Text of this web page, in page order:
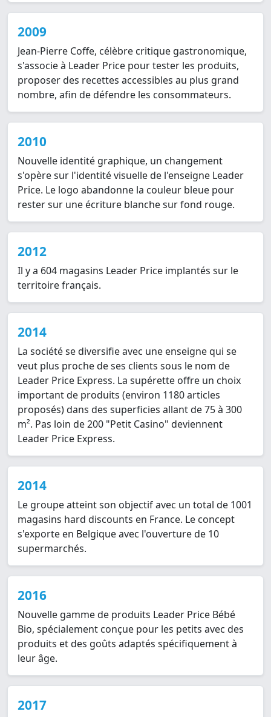
2009
Jean-Pierre Coffe, célèbre critique gastronomique,
s'associe à Leader Price pour tester les produits,
proposer des recettes accessibles au plus grand
nombre, afin de défendre les consommateurs.
2010
Nouvelle identité graphique, un changement
s'opère sur l'identité visuelle de l'enseigne Leader
Price. Le logo abandonne la couleur bleue pour
rester sur une écriture blanche sur fond rouge.
2012
Il y a 604 magasins Leader Price implantés sur le
territoire français.
2014
La société se diversifie avec une enseigne qui se
veut plus proche de ses clients sous le nom de
Leader Price Express. La supérette offre un choix
important de produits (environ 1180 articles
proposés) dans des superficies allant de 75 à 300
m². Pas loin de 200 "Petit Casino" deviennent
Leader Price Express.
2014
Le groupe atteint son objectif avec un total de 1001
magasins hard discounts en France. Le concept
s'exporte en Belgique avec l'ouverture de 10
supermarchés.
2016
Nouvelle gamme de produits Leader Price Bébé
Bio, spécialement conçue pour les petits avec des
produits et des goûts adaptés spécifiquement à
leur âge.
2017